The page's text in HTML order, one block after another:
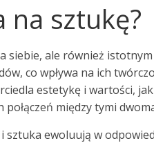
na sztukę?
siebie, ale również
co wpływa na ich
estetykę i wartości,
między tymi
ewoluują w